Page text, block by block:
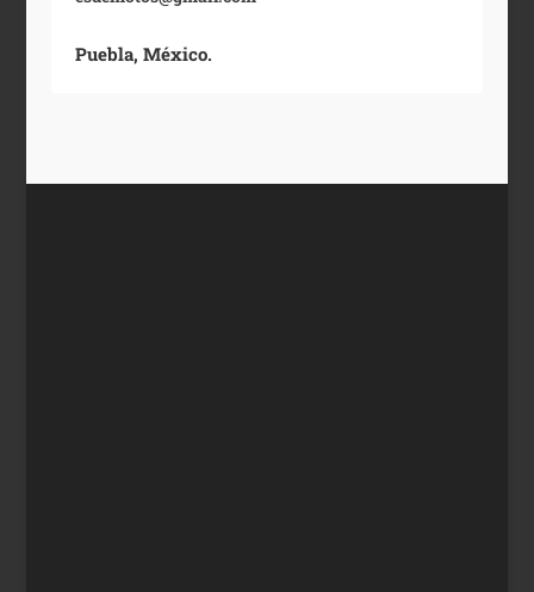
Puebla, México.